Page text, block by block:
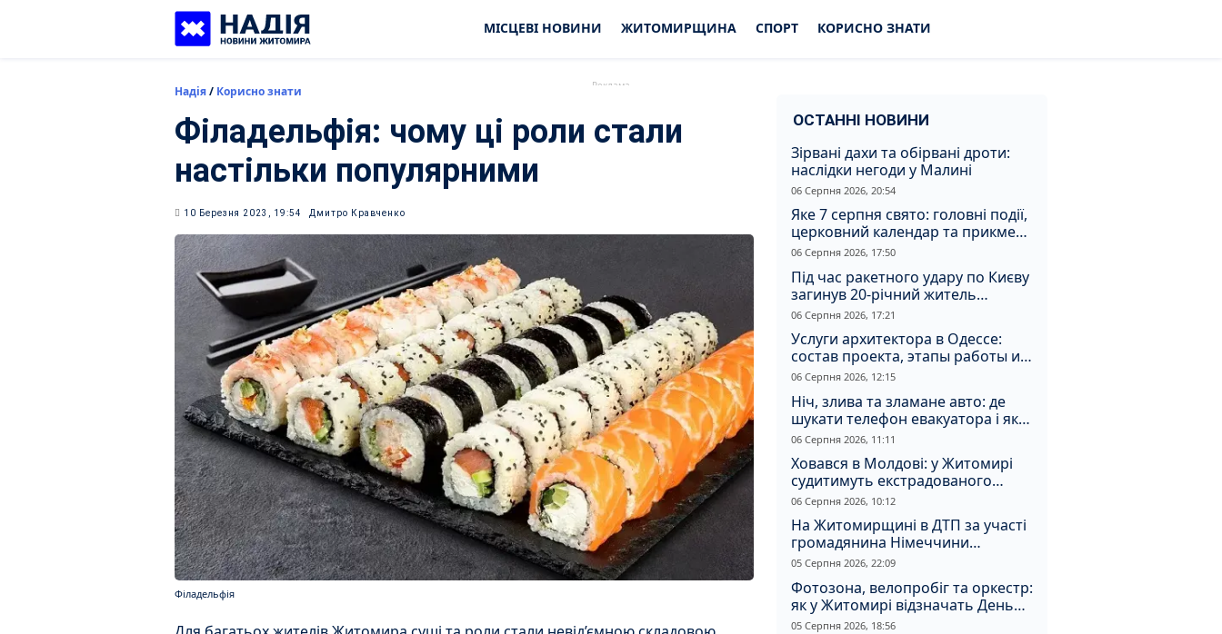
МІСЦЕВІ НОВИНИ ЖИТОМИРЩИНА СПОРТ КОРИСНО ЗНАТИ
Надія/ Корисно знати
Філадельфія: чому ці роли стали
настільки популярними
10 Березня 2023, 19:54 Дмитро Кравченко
Філадельфія
ОСТАННІ НОВИНИ
Зірвані дахи та обірвані дроти:
наслідки негоди у Малині
06 Серпня 2026, 20:54
Яке 7 серпня свято: головні події,
церковний календар та прикмети
дня
06 Серпня 2026, 17:50
Під час ракетного удару по Києву
загинув 20-річний житель
Житомирщини
06 Серпня 2026, 17:21
Услуги архитектора в Одессе:
состав проекта, этапы работы и
стоимость
06 Серпня 2026, 12:15
Ніч, злива та зламане авто: де
шукати телефон евакуатора і як
не натрапити на аферистів
06 Серпня 2026, 11:11
Ховався в Молдові: у Житомирі
судитимуть екстрадованого
іноземця за сурогатний спирт і
відмивання грошей
06 Серпня 2026, 10:12
На Житомирщині в ДТП за участі
громадянина Німеччини
постраждали двоє людей
05 Серпня 2026, 22:09
Фотозона, велопробіг та оркестр:
як у Житомирі відзначать День
Прапора та День Незалежності
05 Серпня 2026, 18:56